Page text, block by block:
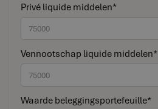
Privé liquide middelen*
Vennootschap liquide middelen*
Waarde beleggingsportefeuille*